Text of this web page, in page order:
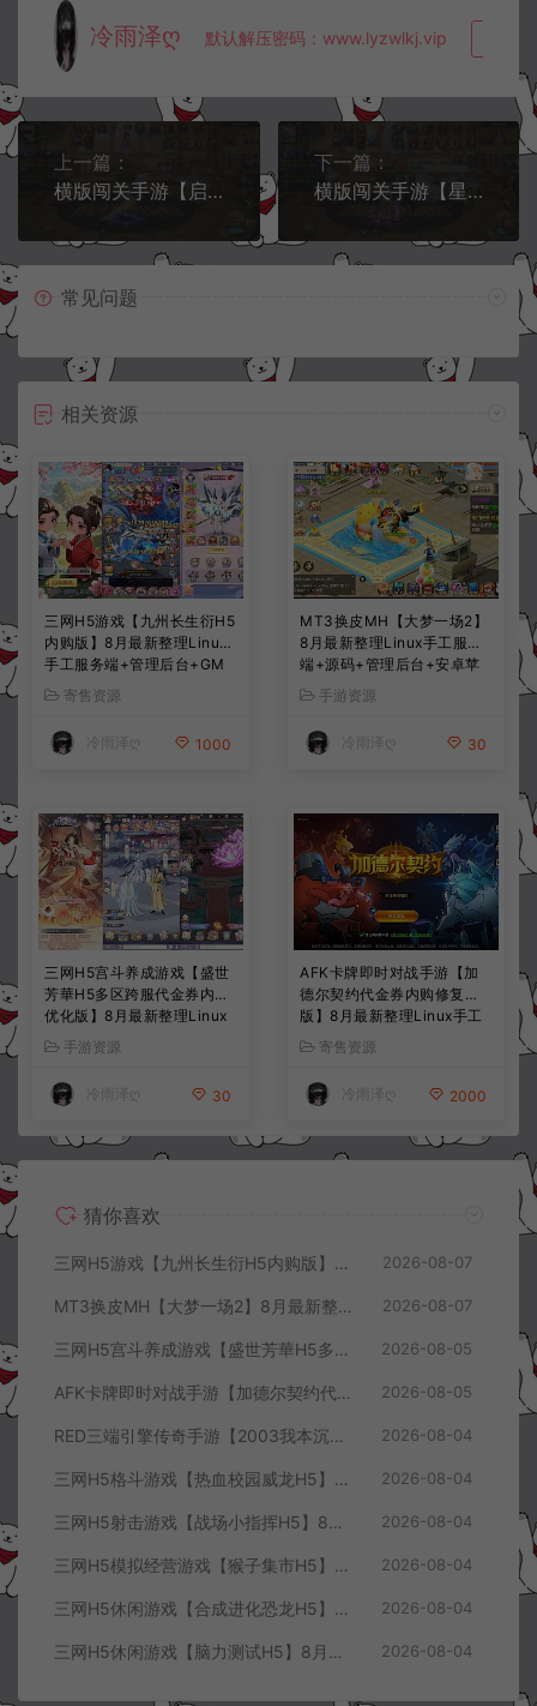
冷雨泽ღ 默认解压密码：www.lyzwlkj.vip
上一篇：
横版闯关手游【启程阿拉德95版】10月最新整理Linux手工服务端+运营后台+安卓苹果双端+详细搭建教程
下一篇：
横版闯关手游【星空阿拉德第二季】10月最新整理Linux手工服务端+运营后台+安卓苹果双端+详细搭建教程
常见问题
相关资源
三网H5游戏【九州长生衍H5
内购版】8月最新整理Linux
手工服务端+管理后台+GM
授权后台+简易安卓客户端
+详细搭建教程+视频教程
寄售资源
冷雨泽ღ 1000
MT3换皮MH【大梦一场2】
8月最新整理Linux手工服务
端+源码+管理后台+安卓苹
果双端+详细搭建教程+视频
教程
手游资源
冷雨泽ღ 30
三网H5宫斗养成游戏【盛世
芳華H5多区跨服代金券内购
优化版】8月最新整理Linux
手工服务端+CDK授权后台
+全资源安卓+详细搭建教程
+视频教程
手游资源
冷雨泽ღ 30
AFK卡牌即时对战手游【加
德尔契约代金券内购修复
版】8月最新整理Linux手工
服务端+前后端全套源码+CD
K授权后台+安卓苹果双端
+详细搭建教程+视频教程
寄售资源
冷雨泽ღ 2000
猜你喜欢
三网H5游戏【九州长生衍H5内购版】8月最新整理Linux手工服务端+管理后台+GM授权后台+简易安卓客户端+详细搭建教程+视频教程 2026-08-07
MT3换皮MH【大梦一场2】8月最新整理Linux手工服务端+源码+管理后台+安卓苹果双端+详细搭建教程+视频教程 2026-08-07
三网H5宫斗养成游戏【盛世芳華H5多区跨服代金券内购优化版】8月最新整理Linux手工服务端+CDK授权后台+全资源安卓+详细搭建教程+视频教程 2026-08-05
AFK卡牌即时对战手游【加德尔契约代金券内购修复版】8月最新整理Linux手工服务端+前后端全套源码+CDK授权后台+安卓苹果双端+详细搭建教程+视频教程 2026-08-05
RED三端引擎传奇手游【2003我本沉默三职业】8月最新整理Win一键服务端+PC安卓+详细搭建教程 2026-08-04
三网H5格斗游戏【热血校园威龙H5】8月最新整理Linux手工服务端+Win一键服务端+解压即玩+简易安卓客户端+详细搭建教程 2026-08-04
三网H5射击游戏【战场小指挥H5】8月最新整理Linux手工服务端+Win一键服务端+解压即玩+简易安卓客户端+详细搭建教程 2026-08-04
三网H5模拟经营游戏【猴子集市H5】8月最新整理Linux手工服务端+Win一键服务端+解压即玩+简易安卓客户端+详细搭建教程 2026-08-04
三网H5休闲游戏【合成进化恐龙H5】8月最新整理Linux手工服务端+Win一键服务端+解压即玩+简易安卓客户端+详细搭建教程 2026-08-04
三网H5休闲游戏【脑力测试H5】8月最新整理Linux手工服务端+Win一键服务端+解压即玩+简易安卓客户端+详细搭建教程 2026-08-04